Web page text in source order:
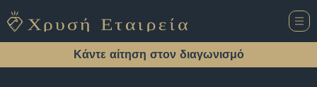
Κάντε αίτηση στον διαγωνισμό